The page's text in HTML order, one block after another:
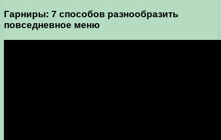
Гарниры: 7 способов разнообразить
повседневное меню